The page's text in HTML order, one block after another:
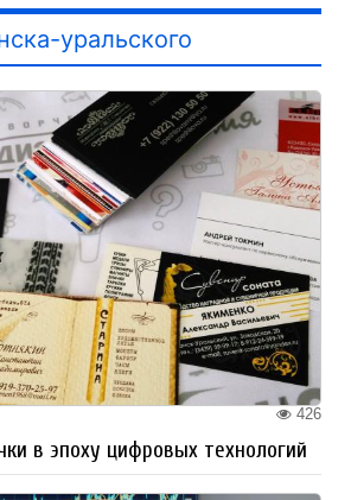
уральского
426
в эпоху цифровых технологий